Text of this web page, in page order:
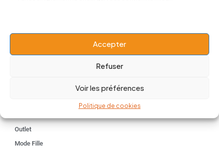
Accepter
Refuser
Voir les préférences
Politique de cookies
Outlet
Mode Fille